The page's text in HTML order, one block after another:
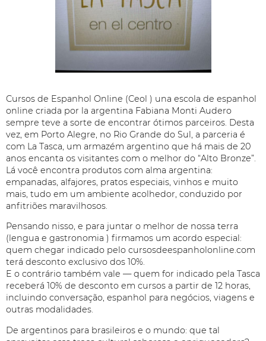
Cursos de Espanhol Online (Ceol ) una escola de espanhol
online criada por la argentina Fabiana Monti Audero
sempre teve a sorte de encontrar ótimos parceiros. Desta
vez, em Porto Alegre, no Rio Grande do Sul, a parceria é
com La Tasca, um armazém argentino que há mais de 20
anos encanta os visitantes com o melhor do “Alto Bronze”.
Lá você encontra produtos com alma argentina:
empanadas, alfajores, pratos especiais, vinhos e muito
mais, tudo em um ambiente acolhedor, conduzido por
anfitriões maravilhosos.
Pensando nisso, e para juntar o melhor de nossa terra
(lengua e gastronomia ) firmamos um acordo especial:
quem chegar indicado pelo cursosdeespanholonline.com
terá desconto exclusivo dos 10%.
E o contrário também vale — quem for indicado pela Tasca
receberá 10% de desconto em cursos a partir de 12 horas,
incluindo conversação, espanhol para negócios, viagens e
outras modalidades.
De argentinos para brasileiros e o mundo: que tal